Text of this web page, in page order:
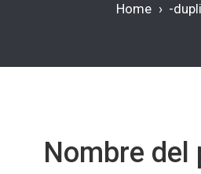
Home › -
Nombre del